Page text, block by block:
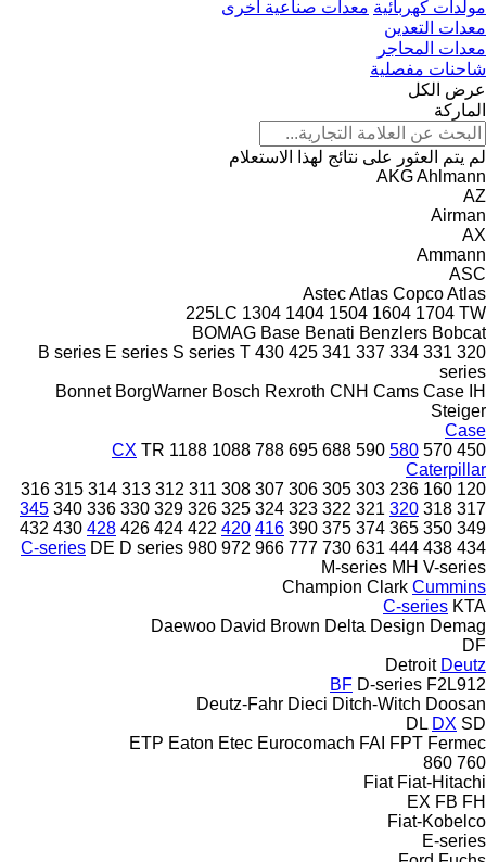
مولدات كهربائية معدات صناعية أخرى
معدات التعدين
معدات المحاجر
شاحنات مفصلية
عرض الكل
الماركة
لم يتم العثور على نتائج لهذا الاستعلام
AKGAhlmann
AZ
Airman
AX
Ammann
ASC
AstecAtlas CopcoAtlas
225LC 1304 1404 1504 1604 1704 TW
BOMAG Base Benati Benzlers Bobcat
320
331
334
337
341
425
430
B series E series S series T
series
Bonnet BorgWarner Bosch Rexroth CNH Cams Case IH
Steiger
Case
450
570
580
590
688
695
788
1088
1188
CX TR
Caterpillar
120
160
236
303
305
306
307
308
311
312
313
314
315
316
317
318
320
321
322
323
324
325
326
329
330
336
340
345
349
350
365
374
375
390
416
420
422
424
426
428
430
432
434
438
444
631
730
777
966
972
980
C-series DE D series
M-series MH V-series
Champion Clark Cummins
C-series KTA
Daewoo David Brown Delta Design Demag
DF
Detroit Deutz
BF D-series F2L912
Deutz-Fahr Dieci Ditch-Witch Doosan
DL DX SD
ETP Eaton Etec Eurocomach FAI FPT Fermec
760
860
Fiat Fiat-Hitachi
EX FB FH
Fiat-Kobelco
E-series